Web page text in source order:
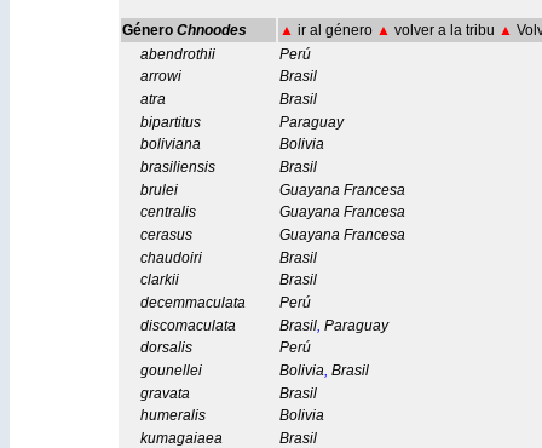
Género Chnoodes ▲ ir al género ▲ volver a la tribu ▲
abendrothii
Perú
arrowi
Brasil
atra
Brasil
bipartitus
Paraguay
boliviana
Bolivia
brasiliensis
Brasil
brulei
Guayana Francesa
centralis
Guayana Francesa
cerasus
Guayana Francesa
chaudoiri
Brasil
clarkii
Brasil
decemmaculata
Perú
discomaculata
Brasil, Paraguay
dorsalis
Perú
gounellei
Bolivia, Brasil
gravata
Brasil
humeralis
Bolivia
kumagaiaea
Brasil